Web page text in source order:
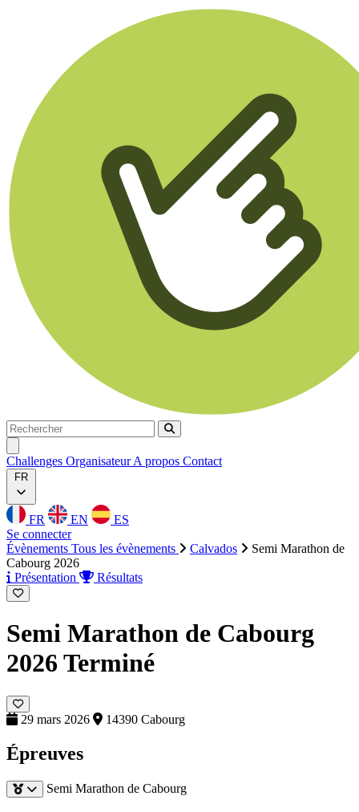
Rechercher
Rechercher
Challenges OrganisateurA propos Contact
FR
FR EN
ES
Se connecter
Évènements Tous les évènements Calvados
Semi Marathon de
Cabourg 2026
Présentation
Résultats
Semi Marathon de Cabourg
2026 Terminé
29 mars 2026 14390 Cabourg
Épreuves
Semi Marathon de Cabourg